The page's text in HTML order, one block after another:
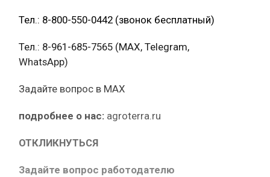
Тел.: 8-800-550-0442 (звонок бесплатный)
Тел.: 8-961-685-7565 (МАХ, Telegram,
WhatsApp)
Задайте вопрос в MAX
подробнее о нас: agroterra.ru
ОТКЛИКНУТЬСЯ
Задайте вопрос работодателю